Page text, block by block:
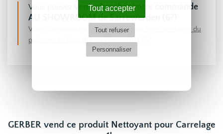
Tout accepter
Tout refuser
Personnaliser
Vous pouvez
venir chercher votre commande
AU SHOWROOM de Sarrewerden (67)
Votre commande sera prise en compte
après validation du
paiement en ligne (CB ou Virement)
GERBER vend ce produit Nettoyant pour Carrelage